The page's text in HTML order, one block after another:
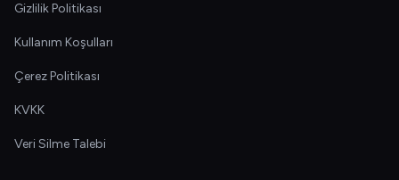
Gizlilik Politikası
Kullanım Koşulları
Çerez Politikası
KVKK
Veri Silme Talebi